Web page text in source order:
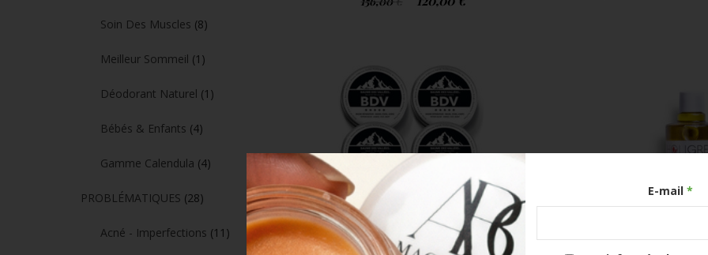
Soin Des Muscles (8)
Meilleur Sommeil (1)
Déodorant Naturel (1)
Bébés & Enfants (4)
Gamme Calendula (4)
PROBLÉMATIQUES (28)
Acné - Imperfections (11)
E-mail *